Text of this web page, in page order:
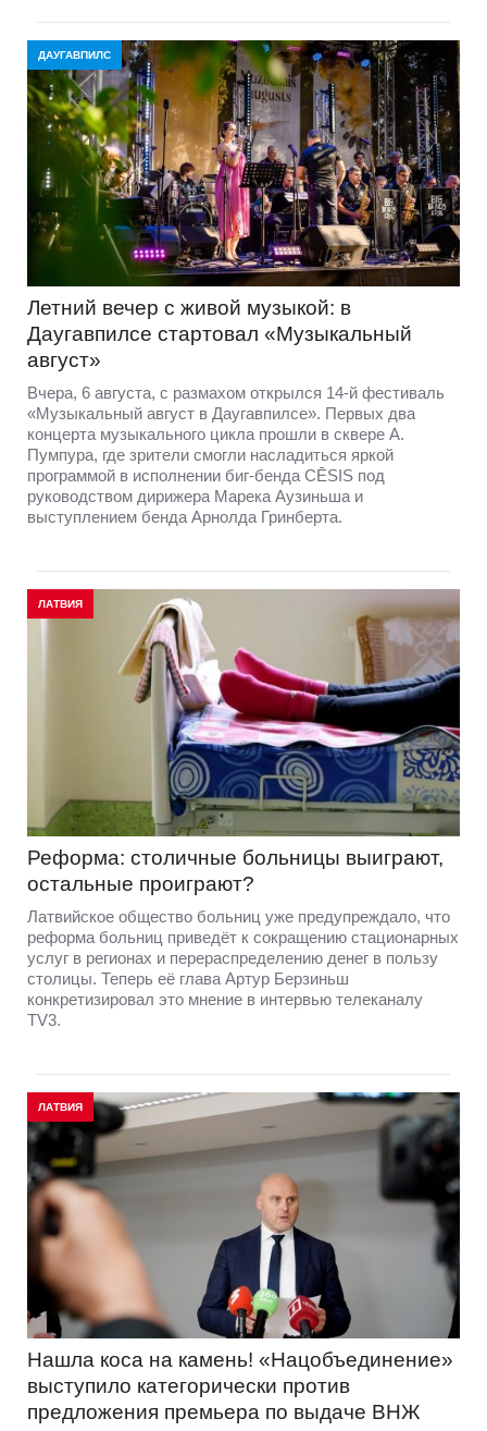
ДАУГАВПИЛС
Летний вечер с живой музыкой: в
Даугавпилсе стартовал «Музыкальный
август»
Вчера, 6 августа, с размахом открылся 14-й фестиваль
«Музыкальный август в Даугавпилсе». Первых два
концерта музыкального цикла прошли в сквере А.
Пумпура, где зрители смогли насладиться яркой
программой в исполнении биг-бенда CĒSIS под
руководством дирижера Марека Аузиньша и
выступлением бенда Арнолда Гринберта.
ЛАТВИЯ
Реформа: столичные больницы выиграют,
остальные проиграют?
Латвийское общество больниц уже предупреждало, что
реформа больниц приведёт к сокращению стационарных
услуг в регионах и перераспределению денег в пользу
столицы. Теперь её глава Артур Берзиньш
конкретизировал это мнение в интервью телеканалу
TV3.
ЛАТВИЯ
Нашла коса на камень! «Нацобъединение»
выступило категорически против
предложения премьера по выдаче ВНЖ